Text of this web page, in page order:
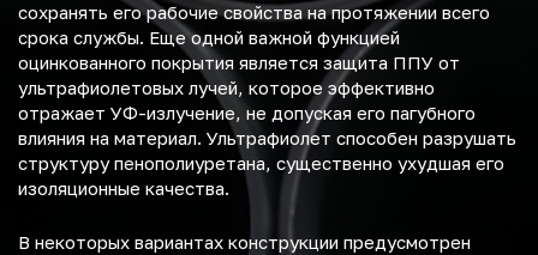
сохранять его рабочие свойства на протяжении всего
срока службы. Еще одной важной функцией
оцинкованного покрытия является защита ППУ от
ультрафиолетовых лучей, которое эффективно
отражает УФ-излучение, не допуская его пагубного
влияния на материал. Ультрафиолет способен разрушать
структуру пенополиуретана, существенно ухудшая его
изоляционные качества.
В некоторых вариантах конструкции предусмотрен